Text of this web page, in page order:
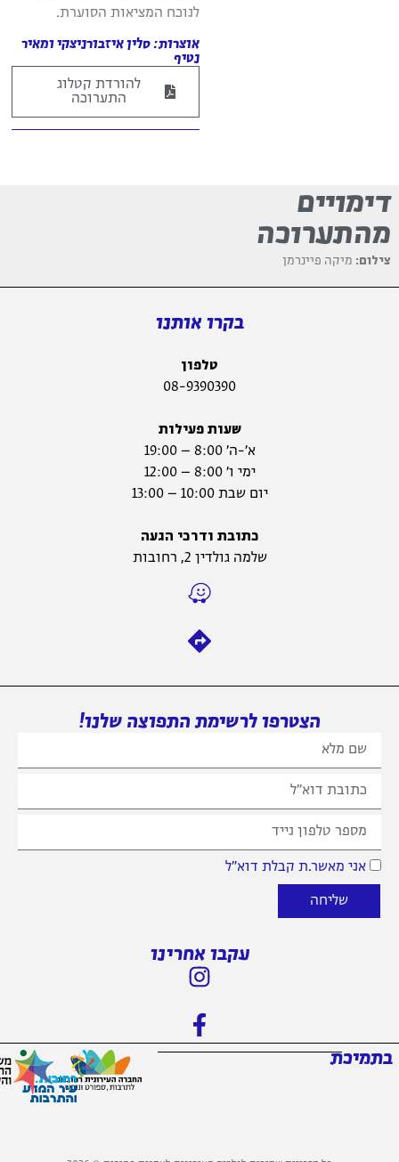
לנוכח המציאות הסוערת.
אוצרות: סלין איזבורניצקי ומאיר
נטיף
להורדת קטלוג
התערוכה
דימויים
מהתערוכה
צילום: מיקה פיינרמן
בקרו אותנו
טלפון
08-9390390
שעות פעילות
א׳-ה׳ 8:00 – 19:00
ימי ו׳ 8:00 – 12:00
יום שבת 10:00 – 13:00
כתובת ודרכי הגעה
שלמה גולדין 2, רחובות
הצטרפו לרשימת התפוצה שלנו!
אני מאשר.ת קבלת דוא״ל
שליחה
עקבו אחרינו
בתמיכת